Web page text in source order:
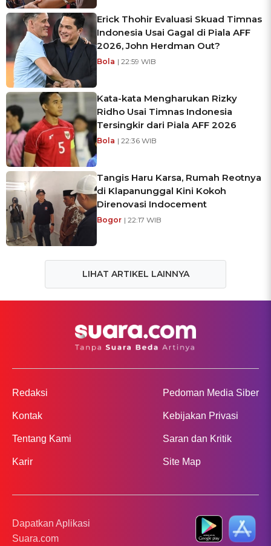
Erick Thohir Evaluasi Skuad Timnas
Indonesia Usai Gagal di Piala AFF
2026, John Herdman Out?
Bola | 22:59 WIB
Kata-kata Mengharukan Rizky
Ridho Usai Timnas Indonesia
Tersingkir dari Piala AFF 2026
Bola | 22:36 WIB
Tangis Haru Karsa, Rumah Reotnya
di Klapanunggal Kini Kokoh
Direnovasi Indocement
Bogor | 22:17 WIB
LIHAT ARTIKEL LAINNYA
Redaksi
Kontak
Tentang Kami
Karir
Pedoman Media Siber
Kebijakan Privasi
Saran dan Kritik
Site Map
Dapatkan Aplikasi
Suara.com